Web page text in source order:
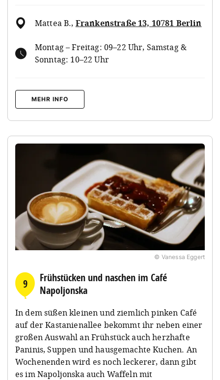
Mattea B., Frankenstraße 13, 10781 Berlin
Montag – Freitag: 09–22 Uhr, Samstag &
Sonntag: 10–22 Uhr
MEHR INFO
© Vanessa Eggert
9
Frühstücken und naschen im Café
Napoljonska
In dem süßen kleinen und ziemlich pinken Café
auf der Kastanienallee bekommt ihr neben einer
großen Auswahl an Frühstück auch herzhafte
Paninis, Suppen und hausgemachte Kuchen. An
Wochenenden wird es noch leckerer, dann gibt
es im Napoljonska auch Waffeln mit